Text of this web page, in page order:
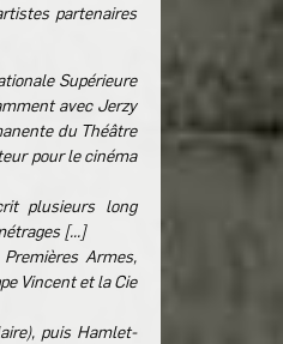
partenaires
Supérieure
avec Jerzy
du Théâtre
pour le cinéma
plusieurs long
[...]
Armes,
Vincent et la Cie
puis Hamlet-